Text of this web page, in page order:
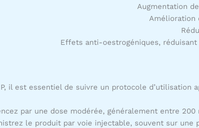
Augmentation
Amélioration
Effets anti-oestrogéniques,
il est essentiel de suivre un protocole d’utilisation
par une dose modérée, généralement entre 200
le produit par voie injectable, souvent sur une